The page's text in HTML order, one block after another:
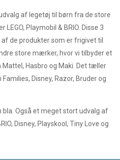
af legetøj til børn fra de store
Playmobil & BRIO. Disse 3
de produkter som er frigivet til
store mærker, hvor vi tilbyder et
Hasbro og Maki. Det tæller
Disney, Razor, Bruder og
bla. Også et meget stort udvalg af
Disney, Playskool, Tiny Love og